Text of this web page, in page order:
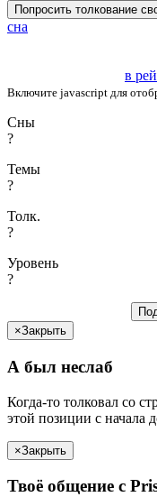
Попросить толкование
сна
в
Включите javascript для
Сны
?
Темы
?
Толк.
?
Уровень
?
×Закрыть
А был неслаб
Когда-то толковал со
этой позиции c начала
×Закрыть
Твоё общение с